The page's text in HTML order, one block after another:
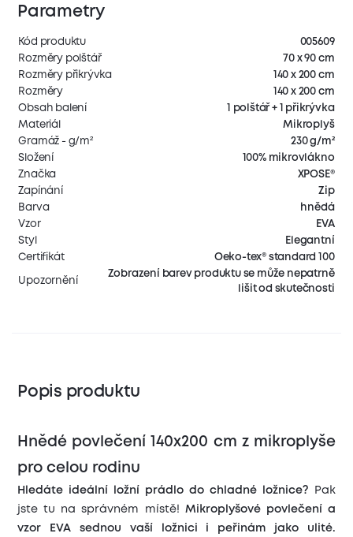
Parametry
Kód produktu
005609
Rozměry polštář
70 x 90 cm
Rozměry přikrývka
140 x 200 cm
Rozměry
140 x 200 cm
Obsah balení
1 polštář + 1 přikrývka
Materiál
Mikroplyš
Gramáž - g/m²
230 g/m²
Složení
100% mikrovlákno
Značka
XPOSE®
Zapínání
Zip
Barva
hnědá
Vzor
EVA
Styl
Elegantní
Certifikát
Oeko-tex® standard 100
Upozornění
Zobrazení barev produktu se může nepatrně
lišit od skutečnosti
Popis produktu
Hnědé povlečení 140x200 cm z mikroplyše
pro celou rodinu
Hledáte ideální ložní prádlo do chladné ložnice?
Pak
jste tu na správném místě! Mikroplyšové povlečení a
vzor EVA sednou vaší ložnici i peřinám jako ulité.